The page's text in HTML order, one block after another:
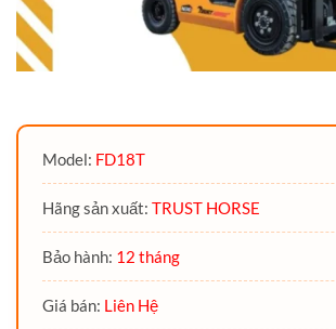
Model: FD18T
Hãng sản xuất: TRUST HORSE
Bảo hành: 12 tháng
Giá bán: Liên Hệ